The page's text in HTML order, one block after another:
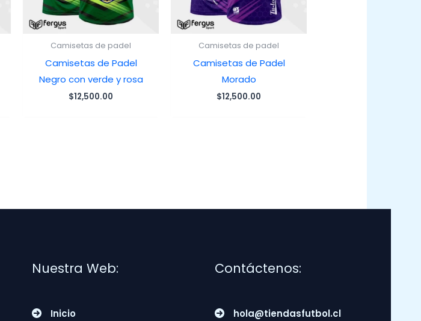
Camisetas de padel
Camisetas de Padel
Negro con verde y rosa
$12,500.00
Camisetas de padel
Camisetas de Padel
Morado
$12,500.00
Nuestra Web:
Inicio
Contáctenos:
hola@tiendasfutbol.cl